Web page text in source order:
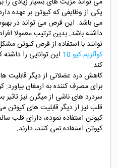
یکی از وظایفی که کیوتن بر عهده
می باشد. این قرص می تواند در
داشته باشد. بدین ترتیب معمولا
توانند با استفاده از قرص کیوتن
کوآنزیم کیو 10
این توانایی را
کند.
کاهش درد عضلانی از دیگر قابلیت
برای مصرف کننده به ارمغان بیاورد.
سردرد های ناشی از میگرن نیز تاثیر
قلب نیز از دیگر قابلیت های کیوتن
کیوتن استفاده نموده، دارای قلب
کیوتن استفاده نمی کنند، دارند.